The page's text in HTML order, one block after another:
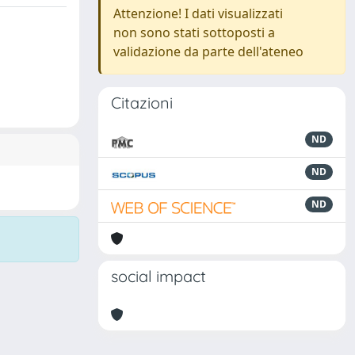
Attenzione! I dati visualizzati
non sono stati sottoposti a
validazione da parte dell'ateneo
Citazioni
ND
ND
ND
social impact